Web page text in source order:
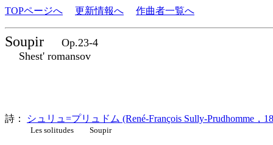
TOPページへ 更新情報へ 作曲者一覧へ
Soupir
Op.23-4
Shest' romansov
詩： シュリュ=プリュドム (René-François Sully-Prudhomme，
Les solitudes Soupir